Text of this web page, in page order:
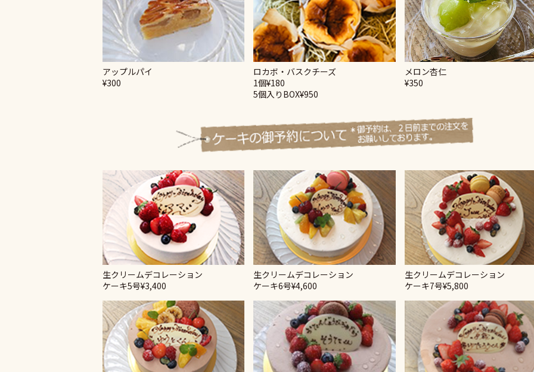
アップルパイ
¥300
ロカボ・バスクチーズ
1個¥180
5個入りBOX¥950
メロン杏仁
¥350
生クリームデコレーション
ケーキ5号¥3,400
生クリームデコレーション
ケーキ6号¥4,600
生クリームデコレーション
ケーキ7号¥5,800